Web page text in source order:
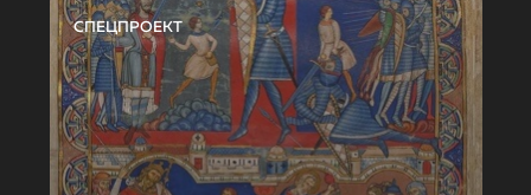
СПЕЦПРОЕКТ